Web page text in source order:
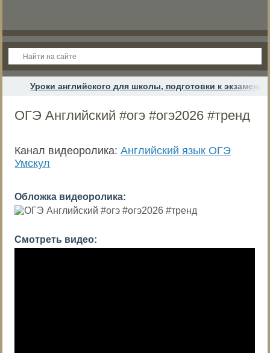
Уроки английского для школы, подготовки к
ОГЭ Английский #огэ #огэ2026 #тренд
Канал видеоролика:Английский язык ОГЭ
Умскул
Обложка видеоролика:
Смотреть видео: